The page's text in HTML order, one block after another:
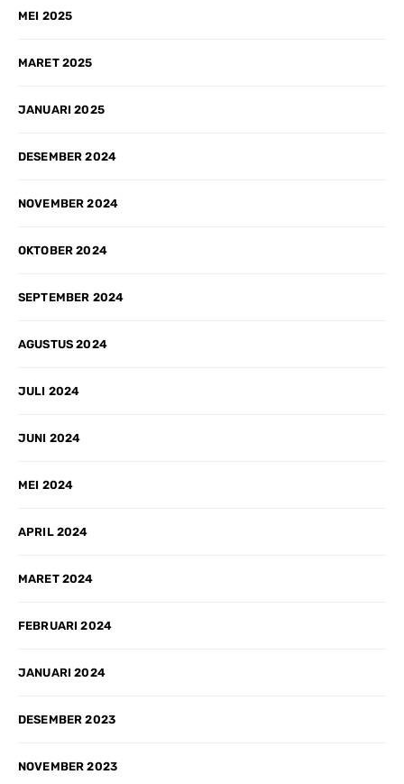
MEI 2025
MARET 2025
JANUARI 2025
DESEMBER 2024
NOVEMBER 2024
OKTOBER 2024
SEPTEMBER 2024
AGUSTUS 2024
JULI 2024
JUNI 2024
MEI 2024
APRIL 2024
MARET 2024
FEBRUARI 2024
JANUARI 2024
DESEMBER 2023
NOVEMBER 2023